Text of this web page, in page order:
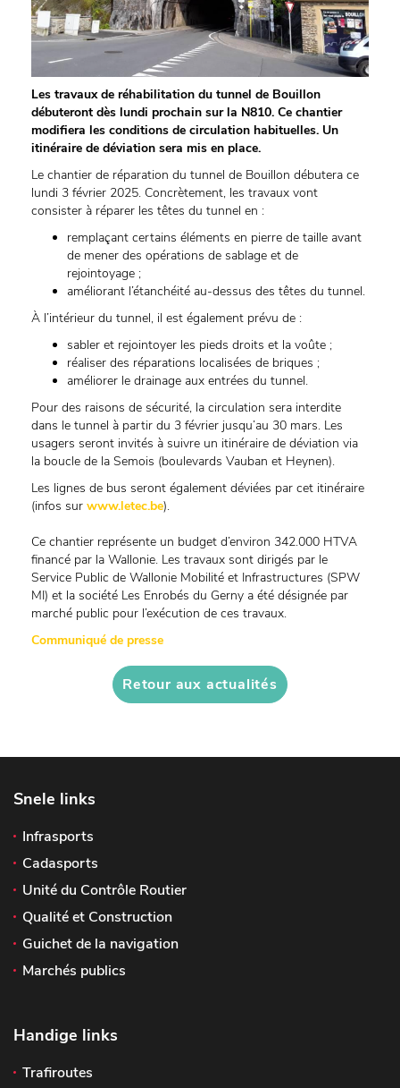
Les travaux de réhabilitation du tunnel de Bouillon
débuteront dès lundi prochain sur la N810. Ce chantier
modifiera les conditions de circulation habituelles. Un
itinéraire de déviation sera mis en place.
Le chantier de réparation du tunnel de Bouillon débutera ce
lundi 3 février 2025. Concrètement, les travaux vont
consister à réparer les têtes du tunnel en :
remplaçant certains éléments en pierre de taille avant
de mener des opérations de sablage et de
rejointoyage ;
améliorant l’étanchéité au-dessus des têtes du tunnel.
À l’intérieur du tunnel, il est également prévu de :
sabler et rejointoyer les pieds droits et la voûte ;
réaliser des réparations localisées de briques ;
améliorer le drainage aux entrées du tunnel.
Pour des raisons de sécurité, la circulation sera interdite
dans le tunnel à partir du 3 février jusqu’au 30 mars. Les
usagers seront invités à suivre un itinéraire de déviation via
la boucle de la Semois (boulevards Vauban et Heynen).
Les lignes de bus seront également déviées par cet itinéraire
(infos sur www.letec.be).
Ce chantier représente un budget d’environ 342.000 HTVA
financé par la Wallonie. Les travaux sont dirigés par le
Service Public de Wallonie Mobilité et Infrastructures (SPW
MI) et la société Les Enrobés du Gerny a été désignée par
marché public pour l’exécution de ces travaux.
Communiqué de presse
Retour aux actualités
Snele links
Infrasports
Cadasports
Unité du Contrôle Routier
Qualité et Construction
Guichet de la navigation
Marchés publics
Handige links
Trafiroutes